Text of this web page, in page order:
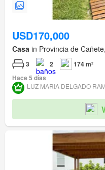
USD170,000
Casa in Provincia de
3 2
174 m²
Hace 5 días
LUZ MARIA DELGADO